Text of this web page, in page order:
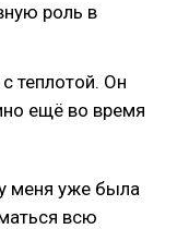
роль в
теплотой. Он
ещё во время
меня уже была
всю